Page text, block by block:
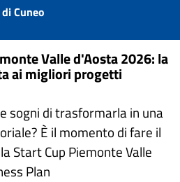
Cuneo
Valle d'Aosta 2026: la
ai migliori progetti
sogni di trasformarla in una
È il momento di fare il
Start Cup Piemonte Valle
Plan